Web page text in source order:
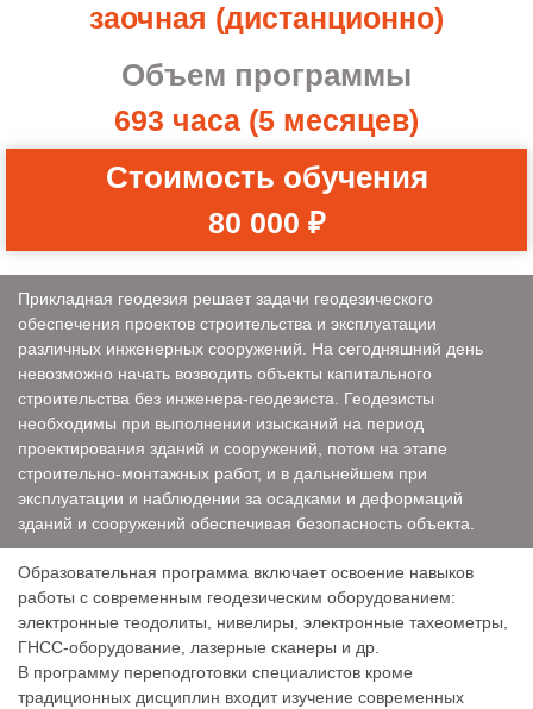
заочная (дистанционно)
Объем программы
693 часа (5 месяцев)
Стоимость обучения
80 000 ₽
Прикладная геодезия решает задачи геодезического
обеспечения проектов строительства и эксплуатации
различных инженерных сооружений. На сегодняшний день
невозможно начать возводить объекты капитального
строительства без инженера-геодезиста. Геодезисты
необходимы при выполнении изысканий на период
проектирования зданий и сооружений, потом на этапе
строительно-монтажных работ, и в дальнейшем при
эксплуатации и наблюдении за осадками и деформаций
зданий и сооружений обеспечивая безопасность объекта.
Образовательная программа включает освоение навыков
работы с современным геодезическим оборудованием:
электронные теодолиты, нивелиры, электронные тахеометры,
ГНСС-оборудование, лазерные сканеры и др.
В программу переподготовки специалистов кроме
традиционных дисциплин входит изучение современных